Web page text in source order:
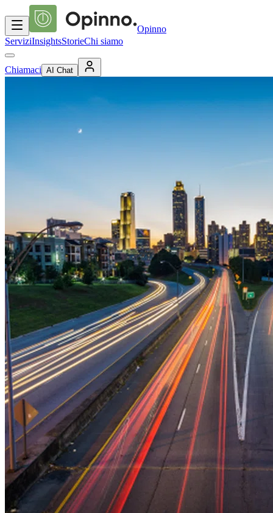
Opinno
ServiziInsightsStorieChi siamo
Chiamaci AI Chat